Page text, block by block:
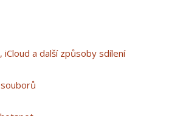
iCloud a další způsoby sdílení